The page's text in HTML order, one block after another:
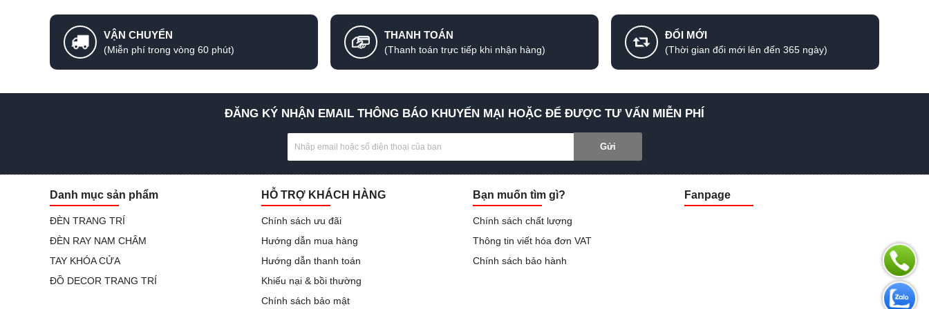
VẬN CHUYỂN
(Miễn phí trong vòng 60 phút)
THANH TOÁN
(Thanh toán trực tiếp khi nhận hàng)
ĐỔI MỚI
(Thời gian đổi mới lên đến 365 ngày)
ĐĂNG KÝ NHẬN EMAIL THÔNG BÁO KHUYẾN MẠI HOẶC ĐỂ ĐƯỢC TƯ VẤN MIỄN PHÍ
Gửi
Danh mục sản phẩm
ĐÈN TRANG TRÍ
ĐÈN RAY NAM CHÂM
TAY KHÓA CỬA
ĐỒ DECOR TRANG TRÍ
HỖ TRỢ KHÁCH HÀNG
Chính sách ưu đãi
Hướng dẫn mua hàng
Hướng dẫn thanh toán
Khiếu nại & bồi thường
Chính sách bảo mật
Bạn muốn tìm gì?
Chính sách chất lượng
Thông tin viết hóa đơn VAT
Chính sách bảo hành
Fanpage